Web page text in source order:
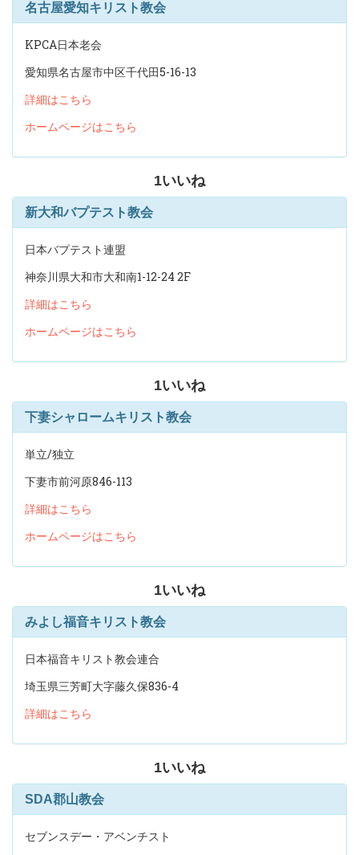
名古屋愛知キリスト教会
KPCA日本老会
愛知県名古屋市中区千代田5-16-13
詳細はこちら
ホームページはこちら
1いいね
新大和バプテスト教会
日本バプテスト連盟
神奈川県大和市大和南1-12-24 2F
詳細はこちら
ホームページはこちら
1いいね
下妻シャロームキリスト教会
単立/独立
下妻市前河原846-113
詳細はこちら
ホームページはこちら
1いいね
みよし福音キリスト教会
日本福音キリスト教会連合
埼玉県三芳町大字藤久保836-4
詳細はこちら
1いいね
SDA郡山教会
セブンスデー・アベンチスト